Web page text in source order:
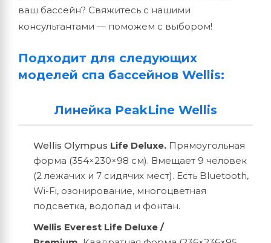
ваш бассейн? Свяжитесь с нашими
консультантами — поможем с выбором!
Подходит для следующих
моделей спа бассейнов Wellis:
Линейка PeakLine Wellis
Wellis Olympus Life Deluxe. Прямоугольная
форма (354×230×98 см). Вмещает 9 человек
(2 лежачих и 7 сидячих мест). Есть Bluetooth,
Wi-Fi, озонирование, многоцветная
подсветка, водопад и фонтан.
Wellis Everest Life Deluxe /